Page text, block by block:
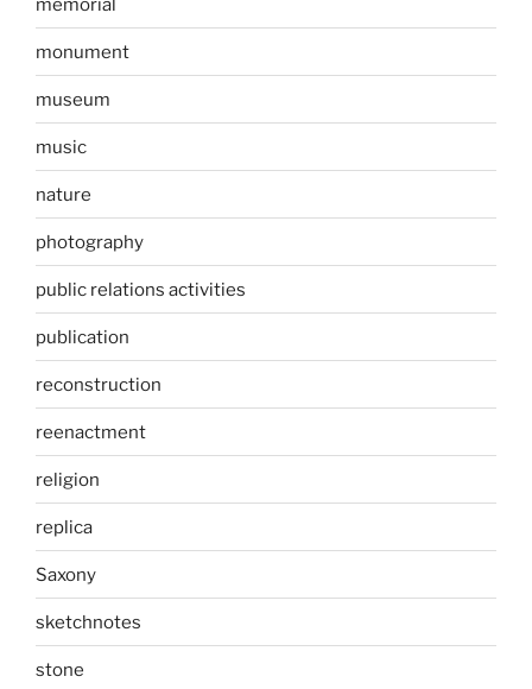
memorial
monument
museum
music
nature
photography
public relations activities
publication
reconstruction
reenactment
religion
replica
Saxony
sketchnotes
stone